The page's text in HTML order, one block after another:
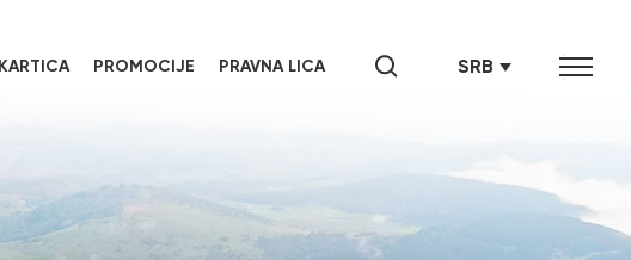
PROMOCIJE PRAVNA LICA
SRB